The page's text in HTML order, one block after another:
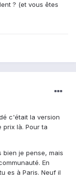
? (et vous êtes
c'était la version
prix là. Pour ta
bien je pense, mais
En
es à Paris. Neuf il